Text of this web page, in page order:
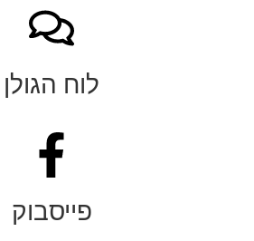
לוח הגולן
פייסבוק